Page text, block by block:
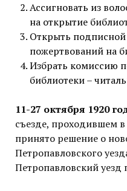
Ассигновать из
на открытие
Открыть подписной
пожертвований на
Избрать комиссию
библиотеки –
11-27 октября 1920
съезде, проходившем
принято решение о
Петропавловского
Петропавловский уезд